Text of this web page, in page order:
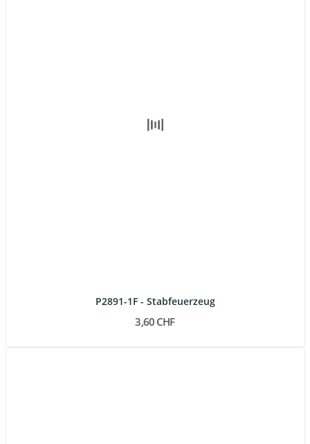
P2891-1F - Stabfeuerzeug
3,60 CHF